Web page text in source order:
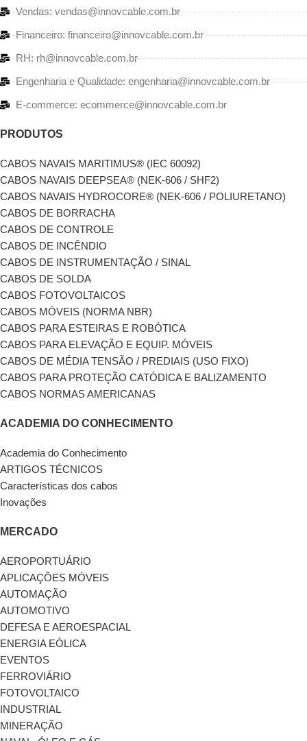
Vendas: vendas@innovcable.com.br
Financeiro: financeiro@innovcable.com.br
RH: rh@innovcable.com.br
Engenharia e Qualidade: engenharia@innovcable.com.br
E-commerce: ecommerce@innovcable.com.br
PRODUTOS
CABOS NAVAIS MARITIMUS® (IEC 60092)
CABOS NAVAIS DEEPSEA® (NEK-606 / SHF2)
CABOS NAVAIS HYDROCORE® (NEK-606 / POLIURETANO)
CABOS DE BORRACHA
CABOS DE CONTROLE
CABOS DE INCÊNDIO
CABOS DE INSTRUMENTAÇÃO / SINAL
CABOS DE SOLDA
CABOS FOTOVOLTAICOS
CABOS MÓVEIS (NORMA NBR)
CABOS PARA ESTEIRAS E ROBÓTICA
CABOS PARA ELEVAÇÃO E EQUIP. MÓVEIS
CABOS DE MÉDIA TENSÃO / PREDIAIS (USO FIXO)
CABOS PARA PROTEÇÃO CATÓDICA E BALIZAMENTO
CABOS NORMAS AMERICANAS
ACADEMIA DO CONHECIMENTO
Academia do Conhecimento
ARTIGOS TÉCNICOS
Características dos cabos
Inovações
MERCADO
AEROPORTUÁRIO
APLICAÇÕES MÓVEIS
AUTOMAÇÃO
AUTOMOTIVO
DEFESA E AEROESPACIAL
ENERGIA EÓLICA
EVENTOS
FERROVIÁRIO
FOTOVOLTAICO
INDUSTRIAL
MINERAÇÃO